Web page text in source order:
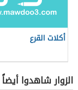
أكلات القرع
الزوار شاهدوا أيضاً